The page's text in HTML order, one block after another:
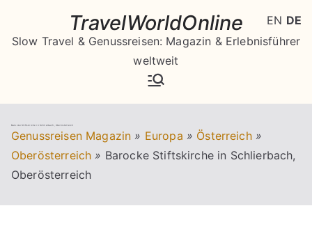
springen
TravelWorldOnline
Slow Travel & Genussreisen: Magazin & Erlebnisführer
weltweit
Barocke Stiftskirche in Schlierbach, Oberösterreich
Genussreisen Magazin » Europa » Österreich »
Oberösterreich » Barocke Stiftskirche in Schlierbach,
Oberösterreich
EN DE